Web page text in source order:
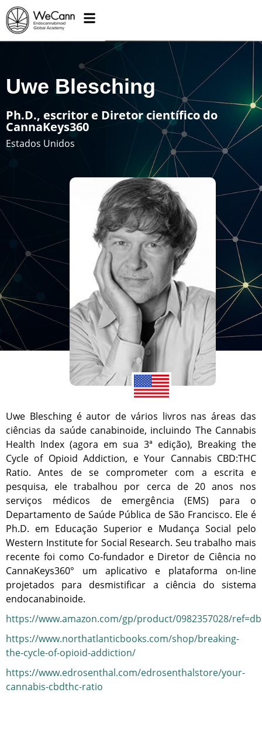
Uwe Blesching
Ph.D., escritor e Diretor científico do
CannaKeys360
Estados Unidos
Uwe Blesching é autor de vários livros nas áreas das
ciências da saúde canabinoide, incluindo The Cannabis
Health Index (agora em sua 3ª edição), Breaking the
Cycle of Opioid Addiction, e Your Cannabis CBD:THC
Ratio. Antes de se comprometer com a escrita e
pesquisa, ele trabalhou por cerca de 20 anos nos
serviços médicos de emergência (EMS) para o
Departamento de Saúde Pública de São Francisco. Ele é
Ph.D. em Educação Superior e Mudança Social pelo
Western Institute for Social Research. Seu trabalho mais
recente foi como Co-fundador e Diretor de Ciência no
CannaKeys360° um aplicativo e plataforma on-line
projetados para desmistificar a ciência do sistema
endocanabinoide.
https://www.amazon.com/gp/product/0982357028/
https://www.northatlanticbooks.com/shop/breaking-
the-cycle-of-opioid-addiction/
https://www.edrosenthal.com/edrosenthalstore/your-
cannabis-cbdthc-ratio